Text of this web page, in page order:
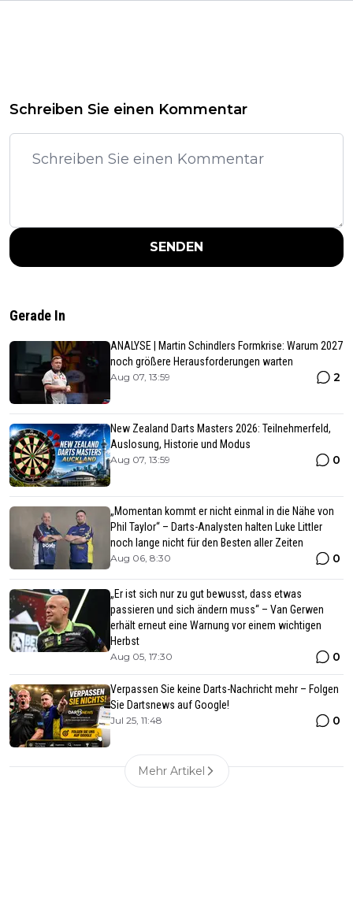
Schreiben Sie einen Kommentar
SENDEN
Gerade In
ANALYSE | Martin Schindlers Formkrise: Warum 2027
noch größere Herausforderungen warten
Aug 07, 13:59 2
New Zealand Darts Masters 2026: Teilnehmerfeld,
Auslosung, Historie und Modus
Aug 07, 13:59 0
„Momentan kommt er nicht einmal in die Nähe von
Phil Taylor“ – Darts-Analysten halten Luke Littler
noch lange nicht für den Besten aller Zeiten
Aug 06, 8:30 0
„Er ist sich nur zu gut bewusst, dass etwas
passieren und sich ändern muss“ – Van Gerwen
erhält erneut eine Warnung vor einem wichtigen
Herbst
Aug 05, 17:30 0
Verpassen Sie keine Darts-Nachricht mehr – Folgen
Sie Dartsnews auf Google!
Jul 25, 11:48 0
Mehr Artikel